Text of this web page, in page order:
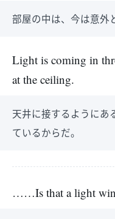
部屋の中は、今は意外
Light is coming in
at the ceiling.
天井に接するようにあ
ているからだ。
……Is that a light